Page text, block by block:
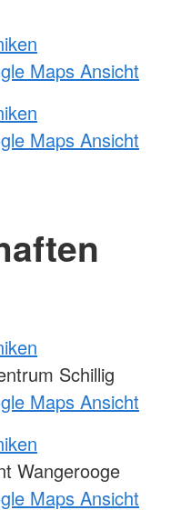
Maps Ansicht
Maps Ansicht
Schillig
Maps Ansicht
Wangerooge
Maps Ansicht